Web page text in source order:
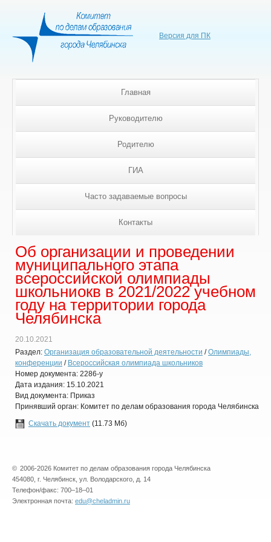
Версия для ПК
Главная
Руководителю
Родителю
ГИА
Часто задаваемые вопросы
Контакты
Об организации и проведении
муниципального этапа
всероссийской олимпиады
школьниокв в 2021/2022 учебном
году на территории города
Челябинска
20.10.2021
Раздел: Организация образовательной деятельности /Олимпиады,
конференции / Всероссийская олимпиада школьников
Номер документа: 2286-у
Дата издания: 15.10.2021
Вид документа: Приказ
Принявший орган: Комитет по делам образования города Челябинска
Скачать документ (11.73 Мб)
© 2006-2026 Комитет по делам образования города Челябинска
454080, г. Челябинск, ул. Володарского, д. 14
Телефон/факс: 700–18–01
Электронная почта: edu@cheladmin.ru